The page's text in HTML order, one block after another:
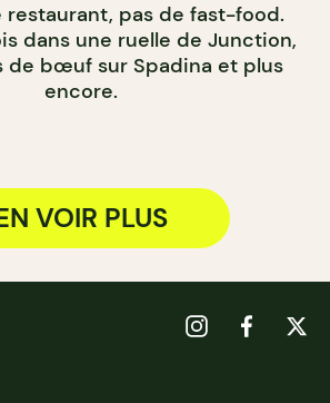
restaurant, pas de fast-food.
dans une ruelle de Junction,
de bœuf sur Spadina et plus
encore.
VOIR PLUS